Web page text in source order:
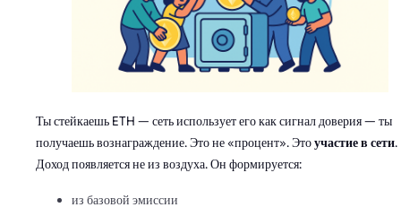
Ты стейкаешь ETH — сеть использует его как сигнал доверия — ты
получаешь вознаграждение. Это не «процент». Этоучастие в сети.
Доход появляется не из воздуха. Он формируется:
из базовой эмиссии